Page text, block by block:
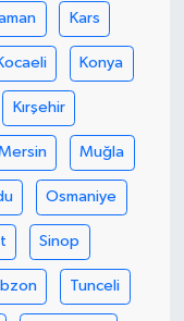
Kars
Konya
Kırşehir
Muğla
Osmaniye
Sinop
Tunceli